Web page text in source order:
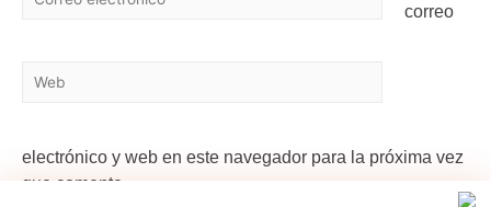
correo
electrónico y web en este navegador para la próxima vez
que comente.